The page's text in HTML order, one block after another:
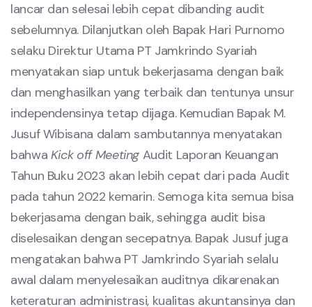
lancar dan selesai lebih cepat dibanding audit
sebelumnya. Dilanjutkan oleh Bapak Hari Purnomo
selaku Direktur Utama PT Jamkrindo Syariah
menyatakan siap untuk bekerjasama dengan baik
dan menghasilkan yang terbaik dan tentunya unsur
independensinya tetap dijaga. Kemudian Bapak M.
Jusuf Wibisana dalam sambutannya menyatakan
bahwa Kick off Meeting Audit Laporan Keuangan
Tahun Buku 2023 akan lebih cepat dari pada Audit
pada tahun 2022 kemarin. Semoga kita semua bisa
bekerjasama dengan baik, sehingga audit bisa
diselesaikan dengan secepatnya. Bapak Jusuf juga
mengatakan bahwa PT Jamkrindo Syariah selalu
awal dalam menyelesaikan auditnya dikarenakan
keteraturan administrasi, kualitas akuntansinya dan